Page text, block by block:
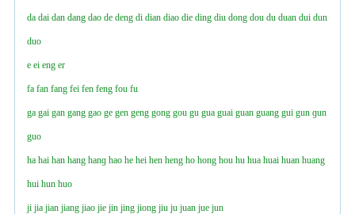
da dai dan dang dao de deng di dian diao die ding diu dong dou du duan dui dun
duo
e ei eng er
fa fan fang fei fen feng fou fu
ga gai gan gang gao ge gen geng gong gou gu gua guai guan guang gui gun ɡun
guo
ha hai han hang hanɡ hao he hei hen heng ho hong hou hu hua huai huan huang
hui hun huo
ji jia jian jiang jiao jie jin jing jiong jiu ju juan jue jun